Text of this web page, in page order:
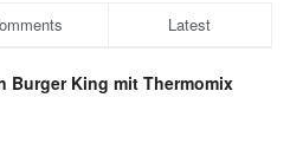
Latest
Burger King mit Thermomix